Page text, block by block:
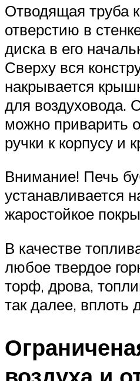
Отводящая труба
отверстию в
диска в его
Сверху вся
накрывается
для воздуховода.
можно приварить
ручки к корпусу и
Внимание! Печь
устанавливается
жаростойкое
В качестве
любое твердое
торф, дрова,
так далее, вплоть